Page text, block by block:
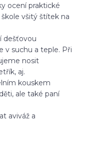
ocení praktické
všitý štítek na
dešťovou
v suchu a teple. Při
nosit
aj.
kouskem
ale také paní
aviváž a